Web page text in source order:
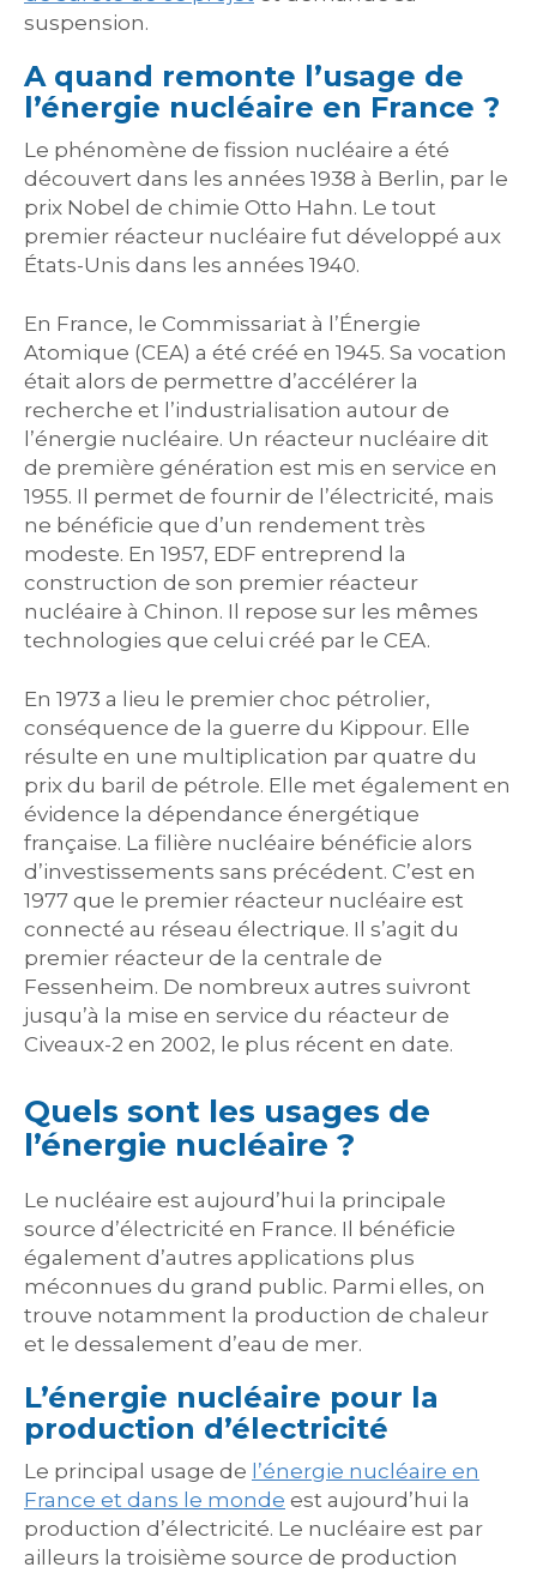
suspension.
A quand remonte l’usage de
l’énergie nucléaire en France ?
Le phénomène de fission nucléaire a été
découvert dans les années 1938 à Berlin, par le
prix Nobel de chimie Otto Hahn. Le tout
premier réacteur nucléaire fut développé aux
États-Unis dans les années 1940.
En France, le Commissariat à l’Énergie
Atomique (CEA) a été créé en 1945. Sa vocation
était alors de permettre d’accélérer la
recherche et l’industrialisation autour de
l’énergie nucléaire. Un réacteur nucléaire dit
de première génération est mis en service en
1955. Il permet de fournir de l’électricité, mais
ne bénéficie que d’un rendement très
modeste. En 1957, EDF entreprend la
construction de son premier réacteur
nucléaire à Chinon. Il repose sur les mêmes
technologies que celui créé par le CEA.
En 1973 a lieu le premier choc pétrolier,
conséquence de la guerre du Kippour. Elle
résulte en une multiplication par quatre du
prix du baril de pétrole. Elle met également en
évidence la dépendance énergétique
française. La filière nucléaire bénéficie alors
d’investissements sans précédent. C’est en
1977 que le premier réacteur nucléaire est
connecté au réseau électrique. Il s’agit du
premier réacteur de la centrale de
Fessenheim. De nombreux autres suivront
jusqu’à la mise en service du réacteur de
Civeaux-2 en 2002, le plus récent en date.
Quels sont les usages de
l’énergie nucléaire ?
Le nucléaire est aujourd’hui la principale
source d’électricité en France. Il bénéficie
également d’autres applications plus
méconnues du grand public. Parmi elles, on
trouve notamment la production de chaleur
et le dessalement d’eau de mer.
L’énergie nucléaire pour la
production d’électricité
Le principal usage de l’énergie nucléaire en
France et dans le monde est aujourd’hui la
production d’électricité. Le nucléaire est par
ailleurs la troisième source de production